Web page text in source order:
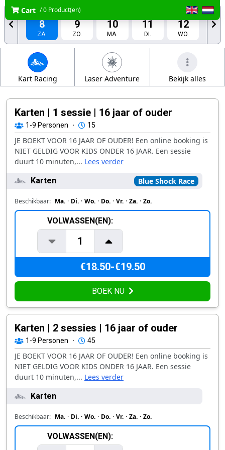
Cart / 0 Product(en)
AUG.
8
ZA.
AUG.
9
ZO.
10
MA.
11
DI.
AUG.
12
WO.
AUG.
13
DO.
Kart Racing Laser Adventure Bekijk alles
Karten | 1 sessie | 16 jaar of ouder
1-9 Personen · 15
JE BOEKT VOOR 16 JAAR OF OUDER! Een online booking is
NIET GELDIG VOOR KIDS ONDER 16 JAAR. Een sessie
duurt 10 minuten,... Lees verder
Karten
Blue Shock Race
Beschikbaar: Ma. · Di. · Wo. · Do. · Vr. · Za. · Zo.
VOLWASSEN(EN):
1
€18.50-€19.50
BOEK NU
Karten | 2 sessies | 16 jaar of ouder
1-9 Personen · 45
JE BOEKT VOOR 16 JAAR OF OUDER! Een online booking is
NIET GELDIG VOOR KIDS ONDER 16 JAAR. Een sessie
duurt 10 minuten,... Lees verder
Karten
Beschikbaar: Ma. · Di. · Wo. · Do. · Vr. · Za. · Zo.
VOLWASSEN(EN):